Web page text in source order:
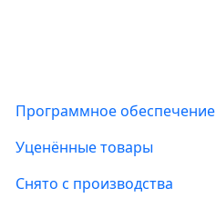
Программное обеспечение
Уценённые товары
Снято с производства